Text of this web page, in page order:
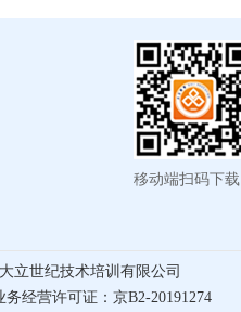
移动端扫码下载
立世纪技术培训有限公司
经营许可证：京B2-20191274